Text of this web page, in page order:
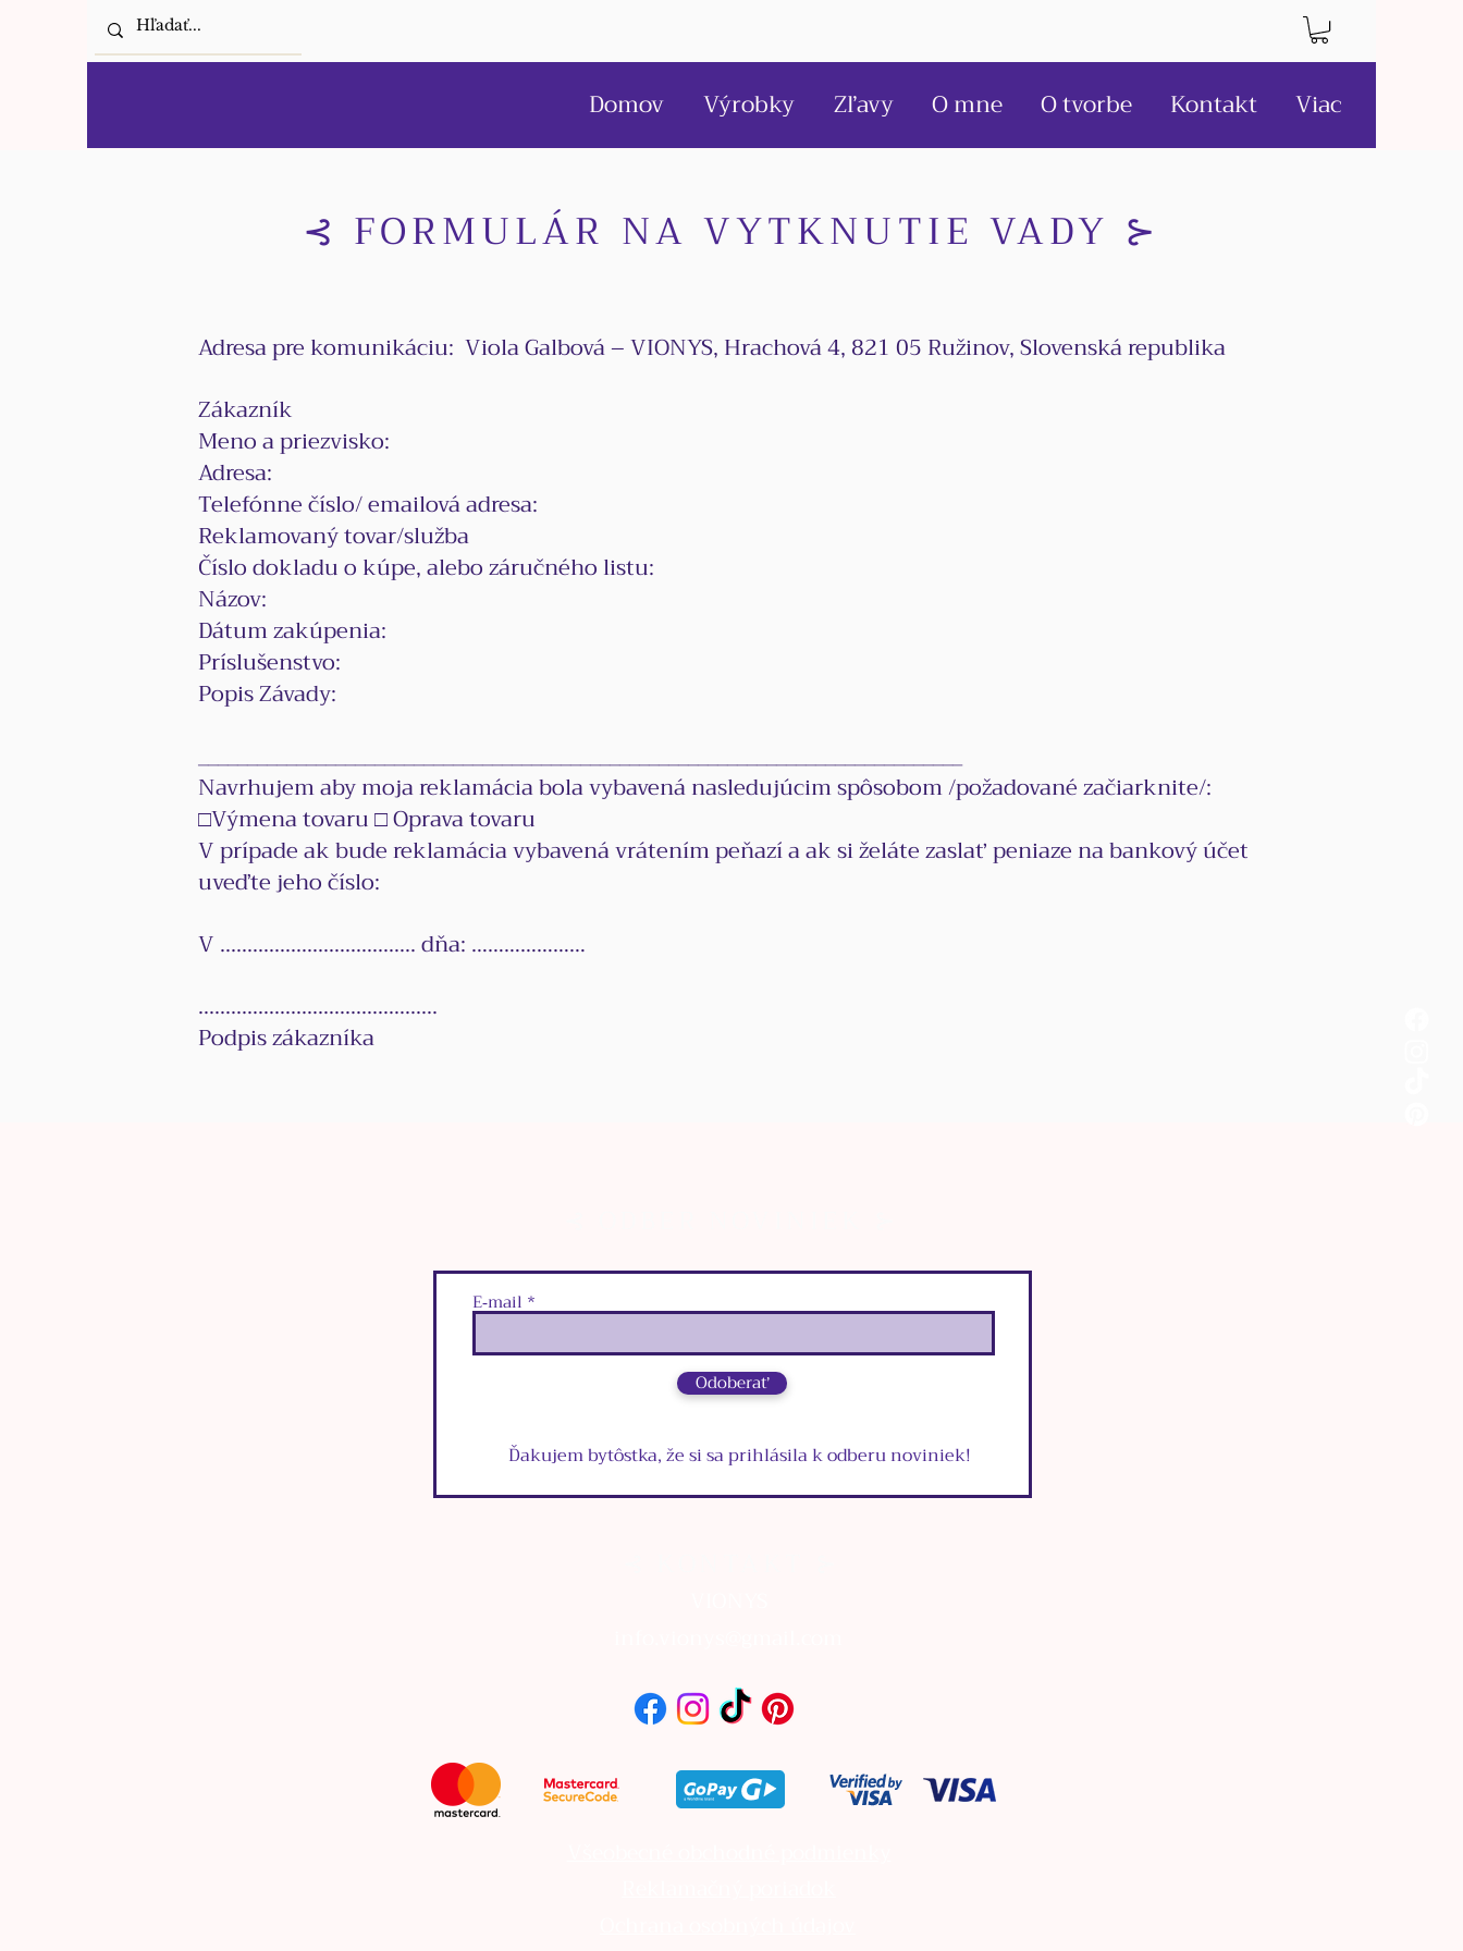
Domov Výrobky Zľavy O mne O tvorbe Kontakt Viac
⊰ FORMULÁR NA VYTKNUTIE VADY ⊱
Adresa pre komunikáciu: Viola Galbová – VIONYS, Hrachová 4, 821 05 Ružinov, Slovenská republika
Zákazník
Meno a priezvisko:
Adresa:
Telefónne číslo/ emailová adresa:
Reklamovaný tovar/služba
Číslo dokladu o kúpe, alebo záručného listu:
Názov:
Dátum zakúpenia:
Príslušenstvo:
Popis Závady:
______________________________________________________________________________
Navrhujem aby moja reklamácia bola vybavená nasledujúcim spôsobom /požadované začiarknite/:
□Výmena tovaru □ Oprava tovaru
V prípade ak bude reklamácia vybavená vrátením peňazí a ak si želáte zaslať peniaze na bankový účet
uveďte jeho číslo:
V .................................... dňa: …………………
............................................
Podpis zákazníka
E‑mail
Odoberať
Ďakujem bytôstka, že si sa prihlásila k odberu noviniek!